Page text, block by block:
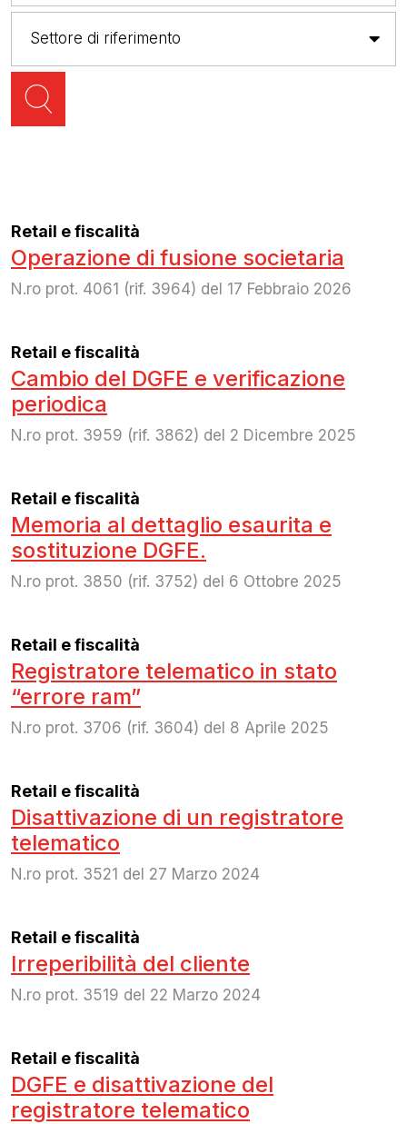
Retail e fiscalità
Operazione di fusione societaria
N.ro prot. 4061 (rif. 3964) del 17 Febbraio 2026
Retail e fiscalità
Cambio del DGFE e verificazione
periodica
N.ro prot. 3959 (rif. 3862) del 2 Dicembre 2025
Retail e fiscalità
Memoria al dettaglio esaurita e
sostituzione DGFE.
N.ro prot. 3850 (rif. 3752) del 6 Ottobre 2025
Retail e fiscalità
Registratore telematico in stato
“errore ram”
N.ro prot. 3706 (rif. 3604) del 8 Aprile 2025
Retail e fiscalità
Disattivazione di un registratore
telematico
N.ro prot. 3521 del 27 Marzo 2024
Retail e fiscalità
Irreperibilità del cliente
N.ro prot. 3519 del 22 Marzo 2024
Retail e fiscalità
DGFE e disattivazione del
registratore telematico